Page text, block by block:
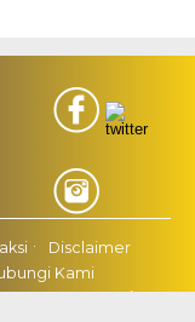
Disclaimer
Kami
Tentang Kami